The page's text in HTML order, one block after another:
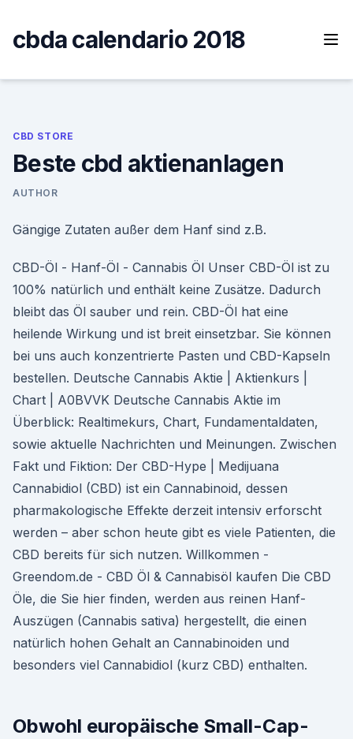
content
cbda calendario 2018
CBD STORE
Beste cbd aktienanlagen
AUTHOR
Gängige Zutaten außer dem Hanf sind z.B.
CBD-Öl - Hanf-Öl - Cannabis Öl Unser CBD-Öl ist zu
100% natürlich und enthält keine Zusätze. Dadurch
bleibt das Öl sauber und rein. CBD-Öl hat eine
heilende Wirkung und ist breit einsetzbar. Sie können
bei uns auch konzentrierte Pasten und CBD-Kapseln
bestellen. Deutsche Cannabis Aktie | Aktienkurs |
Chart | A0BVVK Deutsche Cannabis Aktie im
Überblick: Realtimekurs, Chart, Fundamentaldaten,
sowie aktuelle Nachrichten und Meinungen. Zwischen
Fakt und Fiktion: Der CBD-Hype | Medijuana
Cannabidiol (CBD) ist ein Cannabinoid, dessen
pharmakologische Effekte derzeit intensiv erforscht
werden – aber schon heute gibt es viele Patienten, die
CBD bereits für sich nutzen. Willkommen -
Greendom.de - CBD Öl & Cannabisöl kaufen Die CBD
Öle, die Sie hier finden, werden aus reinen Hanf-
Auszügen (Cannabis sativa) hergestellt, die einen
natürlich hohen Gehalt an Cannabinoiden und
besonders viel Cannabidiol (kurz CBD) enthalten.
Obwohl europäische Small-Cap-